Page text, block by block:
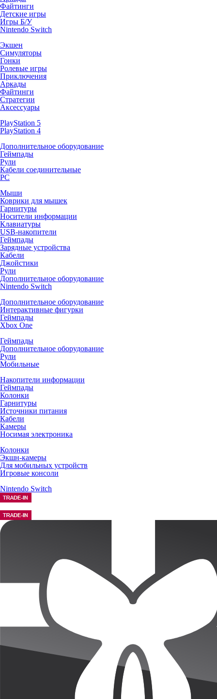
Файтинги
Детские игры
Игры Б/У
Nintendo Switch
Экшен
Симуляторы
Гонки
Ролевые игры
Приключения
Аркады
Файтинги
Стратегии
Аксессуары
PlayStation 5
PlayStation 4
Дополнительное оборудование
Геймпады
Рули
Кабели соединительные
PC
Мыши
Коврики для мышек
Гарнитуры
Носители информации
Клавиатуры
USB-накопители
Геймпады
Зарядные устройства
Кабели
Джойстики
Рули
Дополнительное оборудование
Nintendo Switch
Дополнительное оборудование
Интерактивные фигурки
Геймпады
Xbox One
Геймпады
Дополнительное оборудование
Рули
Мобильные
Накопители информации
Геймпады
Колонки
Гарнитуры
Источники питания
Кабели
Камеры
Носимая электроника
Колонки
Экшн-камеры
Для мобильных устройств
Игровые консоли
Nintendo Switch